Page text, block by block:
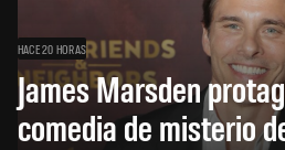
HACE 20 HORAS
James Marsden
comedia de misterio